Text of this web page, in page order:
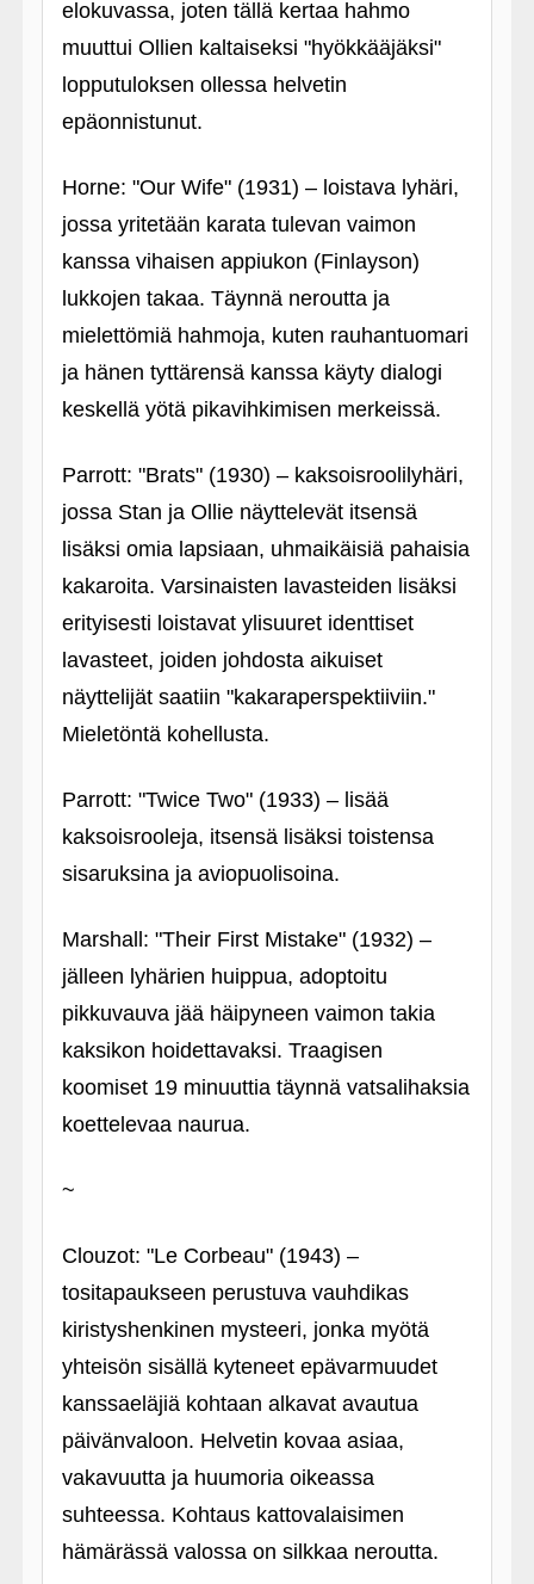
elokuvassa, joten tällä kertaa hahmo
muuttui Ollien kaltaiseksi "hyökkääjäksi"
lopputuloksen ollessa helvetin
epäonnistunut.
Horne: "Our Wife" (1931) – loistava lyhäri,
jossa yritetään karata tulevan vaimon
kanssa vihaisen appiukon (Finlayson)
lukkojen takaa. Täynnä neroutta ja
mielettömiä hahmoja, kuten rauhantuomari
ja hänen tyttärensä kanssa käyty dialogi
keskellä yötä pikavihkimisen merkeissä.
Parrott: "Brats" (1930) – kaksoisroolilyhäri,
jossa Stan ja Ollie näyttelevät itsensä
lisäksi omia lapsiaan, uhmaikäisiä pahaisia
kakaroita. Varsinaisten lavasteiden lisäksi
erityisesti loistavat ylisuuret identtiset
lavasteet, joiden johdosta aikuiset
näyttelijät saatiin "kakaraperspektiiviin."
Mieletöntä kohellusta.
Parrott: "Twice Two" (1933) – lisää
kaksoisrooleja, itsensä lisäksi toistensa
sisaruksina ja aviopuolisoina.
Marshall: "Their First Mistake" (1932) –
jälleen lyhärien huippua, adoptoitu
pikkuvauva jää häipyneen vaimon takia
kaksikon hoidettavaksi. Traagisen
koomiset 19 minuuttia täynnä vatsalihaksia
koettelevaa naurua.
~
Clouzot: "Le Corbeau" (1943) –
tositapaukseen perustuva vauhdikas
kiristyshenkinen mysteeri, jonka myötä
yhteisön sisällä kyteneet epävarmuudet
kanssaeläjiä kohtaan alkavat avautua
päivänvaloon. Helvetin kovaa asiaa,
vakavuutta ja huumoria oikeassa
suhteessa. Kohtaus kattovalaisimen
hämärässä valossa on silkkaa neroutta.